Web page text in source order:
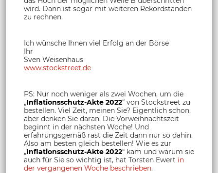
wird. Dann ist sogar mit weiteren Rekordständen
zu rechnen.
Ich wünsche Ihnen viel Erfolg an der Börse
Ihr
Sven Weisenhaus
www.stockstreet.de
PS: Nur noch weniger als zwei Wochen, um die
„Inflationsschutz-Akte 2022“ von Stockstreet zu
bestellen. Viel Zeit, meinen Sie? Eigentlich schon,
aber denken Sie daran: Die Vorweihnachtszeit
beginnt in der nächsten Woche! Und
erfahrungsgemäß rast die Zeit dann nur so dahin.
Also am besten gleich bestellen! Wie es zur
„Inflationsschutz-Akte 2022“ kam und warum sie
auch für Sie so wichtig ist, hat Torsten Ewert in
der vergangenen Woche beschrieben.